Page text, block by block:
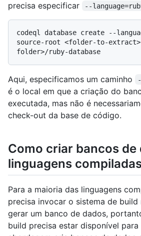
precisa especificar --
codeql database create --
source-root <folder-to-
Aqui, especificamos um caminho
é o local em que a criação do
executada, mas não é
check-out da base de código.
Como criar bancos de
linguagens
Para a maioria das linguagens
precisa invocar o sistema de build
gerar um banco de dados,
build precisa estar disponível para